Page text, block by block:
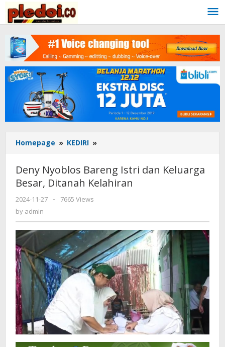
content
Homepage » KEDIRI »
Nyoblos
Istri
dan
Deny Nyoblos Bareng Istri dan Keluarga
Besar, Ditanah Kelahiran
2024-11-27
by
-
7665 Views
by admin